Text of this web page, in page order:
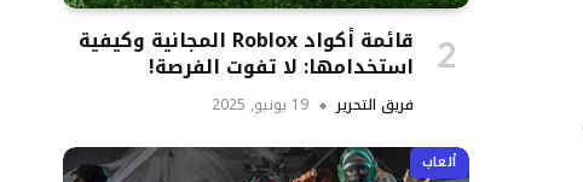
قائمة أكواد Roblox المجانية وكيفية
استخدامها: لا تفوت الفرصة!
فريق التحرير 19 يونيو, 2025
ألعاب